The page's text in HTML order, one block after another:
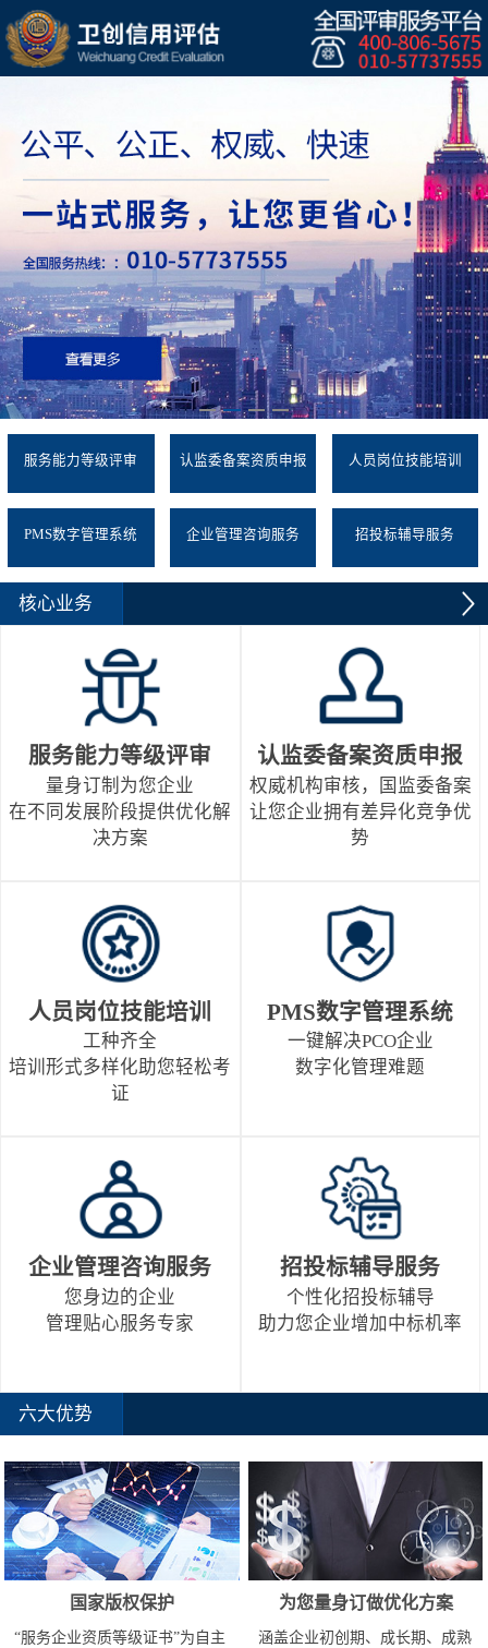
服务能力等级评审 认监委备案资质申报 人员岗位技能培训
PMS数字管理系统 企业管理咨询服务 招投标辅导服务
核心业务
服务能力等级评审
量身订制为您企业
在不同发展阶段提供优化解
决方案
认监委备案资质申报
权威机构审核，国监委备案
让您企业拥有差异化竞争优
势
人员岗位技能培训
工种齐全
培训形式多样化助您轻松考
证
PMS数字管理系统
一键解决PCO企业
数字化管理难题
企业管理咨询服务
您身边的企业
管理贴心服务专家
招投标辅导服务
个性化招投标辅导
助力您企业增加中标机率
六大优势
国家版权保护
“服务企业资质等级证书”为自主
为您量身订做优化方案
涵盖企业初创期、成长期、成熟